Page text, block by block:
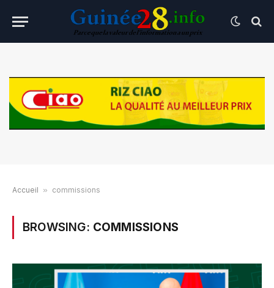
Accueil » commissions
BROWSING: COMMISSIONS